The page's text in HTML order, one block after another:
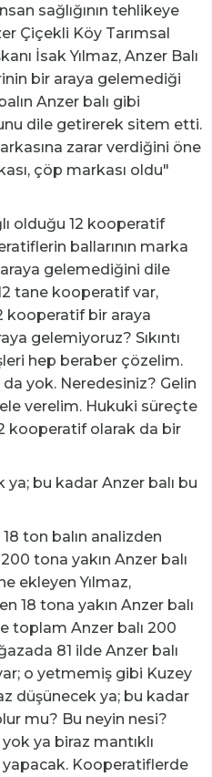
sağlığının tehlikeye
Çiçekli Köy Tarımsal
İsak Yılmaz, Anzer Balı
bir araya gelemediği
Anzer balı gibi
dile getirerek sitem etti.
zarar verdiğini öne
çöp markası oldu"
olduğu 12 kooperatif
ballarının marka
gelemediğini dile
tane kooperatif var,
kooperatif bir araya
gelemiyoruz? Sıkıntı
hep beraber çözelim.
yok. Neredesiniz? Gelin
verelim. Hukuki süreçte
kooperatif olarak da bir
bu kadar Anzer balı bu
ton balın analizden
tona yakın Anzer balı
ekleyen Yılmaz,
18 tona yakın Anzer balı
toplam Anzer balı 200
81 ilde Anzer balı
o yetmemiş gibi Kuzey
düşünecek ya; bu kadar
mu? Bu neyin nesi?
ya biraz mantıklı
Kooperatiflerde